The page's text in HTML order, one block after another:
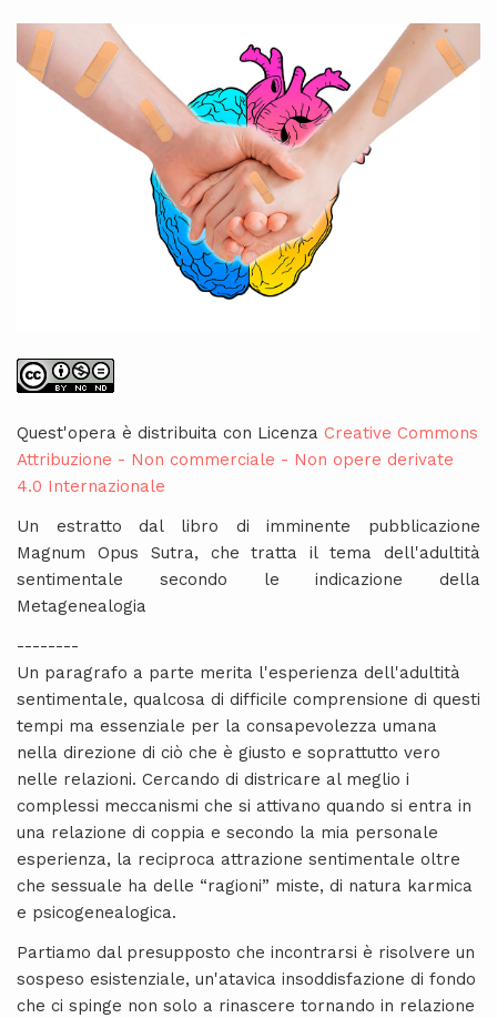
Quest'opera è distribuita con Licenza Creative Commons
Attribuzione - Non commerciale - Non opere derivate
4.0 Internazionale
Un estratto dal libro di imminente pubblicazione
Magnum Opus Sutra, che tratta il tema dell'adultità
sentimentale secondo le indicazione della
Metagenealogia
--------
Un paragrafo a parte merita l'esperienza dell'adultità
sentimentale, qualcosa di difficile comprensione di questi
tempi ma essenziale per la consapevolezza umana
nella direzione di ciò che è giusto e soprattutto vero
nelle relazioni. Cercando di districare al meglio i
complessi meccanismi che si attivano quando si entra in
una relazione di coppia e secondo la mia personale
esperienza, la reciproca attrazione sentimentale oltre
che sessuale ha delle “ragioni” miste, di natura karmica
e psicogenealogica.
Partiamo dal presupposto che incontrarsi è risolvere un
sospeso esistenziale, un'atavica insoddisfazione di fondo
che ci spinge non solo a rinascere tornando in relazione